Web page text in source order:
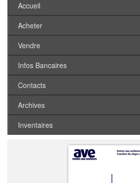
Accueil
Acheter
Vendre
Infos Bancaires
Contacts
Archives
Inventaires